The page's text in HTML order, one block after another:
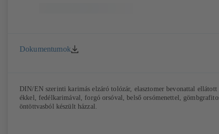
Dokumentumok
DIN/EN szerinti karimás elzáró tolózár, elasztomer bevonattal ellátott
ékkel, fedélkarimával, forgó orsóval, belső orsómenettel,
öntöttvasból készült házzal.